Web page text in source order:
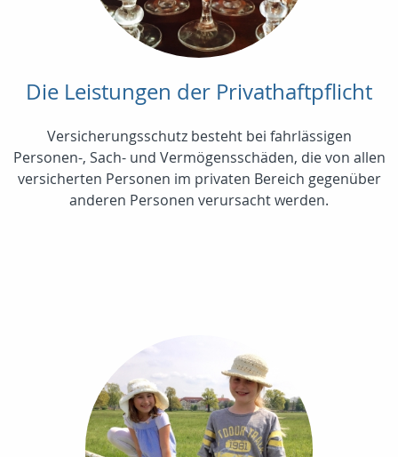
Die Leistungen der Privathaftpflicht
Versicherungsschutz besteht bei fahrlässigen
Personen-, Sach- und Vermögensschäden, die von allen
versicherten Personen im privaten Bereich gegenüber
anderen Personen verursacht werden.